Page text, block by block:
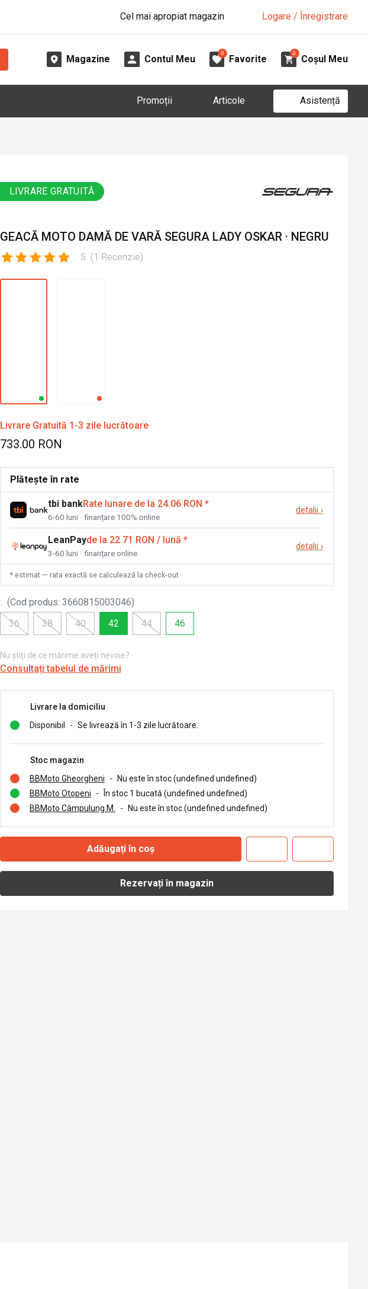
Cel mai apropiat magazin Logare / Înregistrare
Magazine Contul Meu
0
Favorite
0
Coșul Meu
Promoții Articole Asistență
LIVRARE GRATUITĂ
GEACĂ MOTO DAMĂ DE VARĂ SEGURA LADY OSKAR · NEGRU
5 (1 Recenzie)
Livrare Gratuită 1-3 zile lucrătoare
733.00 RON
Plătește în rate
tbi bankRate lunare de la 24.06 RON *
6-60 luni · finanțare 100% online
detalii ›
LeanPayde la 22.71 RON / lună *
3-60 luni · finanțare online
detalii ›
* estimat — rata exactă se calculează la check-out
: (Cod produs: 3660815003046)
36
38 40 42 44 46
Nu știți de ce mărime aveți nevoie?
Consultați tabelul de mărimi
Livrare la domiciliu
Disponibil
- Se livrează în 1-3 zile lucrătoare.
Stoc magazin
BBMoto Gheorgheni
-
Nu este în stoc (undefined undefined)
BBMoto Otopeni
-
În stoc 1 bucată (undefined undefined)
BBMoto Câmpulung M.
- Nu este în stoc (undefined undefined)
Adăugați în coș
Rezervați în magazin